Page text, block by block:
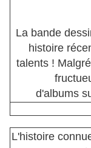
La bande
histoire
talents !
d'albums
L'histoire